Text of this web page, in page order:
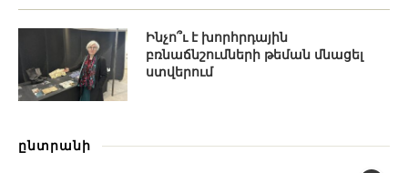
Ինչո՞ւ է խորհրդային
բռնաճնշումների թեման մնացել
ստվերում
ընտրանի